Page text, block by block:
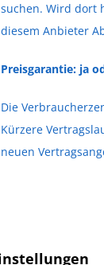
suchen. Wird dort
diesem Anbieter
Preisgarantie: ja
Die
Kürzere
neuen